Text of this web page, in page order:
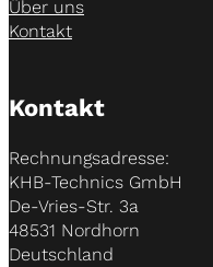
Über uns
Kontakt
Kontakt
Rechnungsadresse:
KHB-Technics GmbH
De-Vries-Str. 3a
48531 Nordhorn
Deutschland